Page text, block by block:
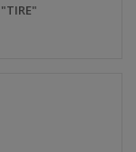
"TIRE"